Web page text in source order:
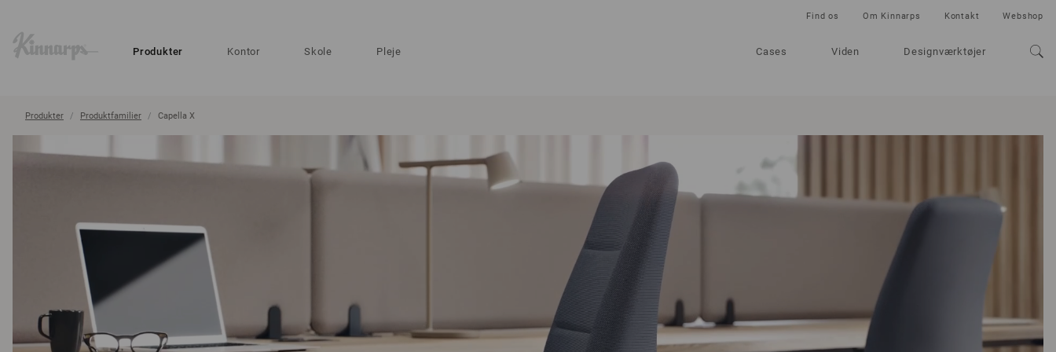
Produkter Kontor Skole Pleje Cases Viden Designværktøjer
Find os Om Kinnarps Kontakt Webshop
Produkter Produktfamilier Capella X